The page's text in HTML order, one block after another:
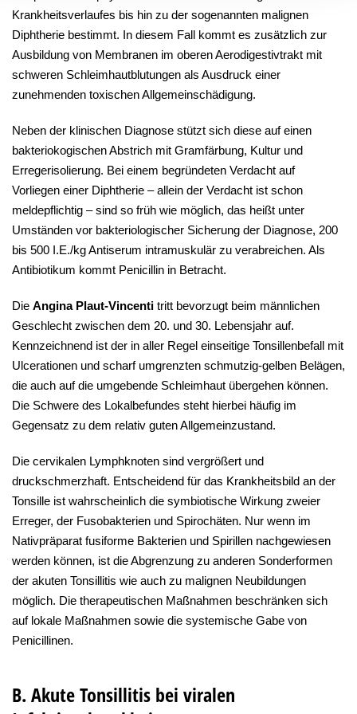
Krankheitsverlaufes bis hin zu der sogenannten malignen
Diphtherie bestimmt. In diesem Fall kommt es zusätzlich zur
Ausbildung von Membranen im oberen Aerodigestivtrakt mit
schweren Schleimhautblutungen als Ausdruck einer
zunehmenden toxischen Allgemeinschädigung.
Neben der klinischen Diagnose stützt sich diese auf einen
bakteriokogischen Abstrich mit Gramfärbung, Kultur und
Erregerisolierung. Bei einem begründeten Verdacht auf
Vorliegen einer Diphtherie – allein der Verdacht ist schon
meldepflichtig – sind so früh wie möglich, das heißt unter
Umständen vor bakteriologischer Sicherung der Diagnose, 200
bis 500 I.E./kg Antiserum intramuskulär zu verabreichen. Als
Antibiotikum kommt Penicillin in Betracht.
Die Angina Plaut-Vincenti tritt bevorzugt beim männlichen
Geschlecht zwischen dem 20. und 30. Lebensjahr auf.
Kennzeichnend ist der in aller Regel einseitige Tonsillenbefall mit
Ulcerationen und scharf umgrenzten schmutzig-gelben Belägen,
die auch auf die umgebende Schleimhaut übergehen können.
Die Schwere des Lokalbefundes steht hierbei häufig im
Gegensatz zu dem relativ guten Allgemeinzustand.
Die cervikalen Lymphknoten sind vergrößert und
druckschmerzhaft. Entscheidend für das Krankheitsbild an der
Tonsille ist wahrscheinlich die symbiotische Wirkung zweier
Erreger, der Fusobakterien und Spirochäten. Nur wenn im
Nativpräparat fusiforme Bakterien und Spirillen nachgewiesen
werden können, ist die Abgrenzung zu anderen Sonderformen
der akuten Tonsillitis wie auch zu malignen Neubildungen
möglich. Die therapeutischen Maßnahmen beschränken sich
auf lokale Maßnahmen sowie die systemische Gabe von
Penicillinen.
B. Akute Tonsillitis bei viralen